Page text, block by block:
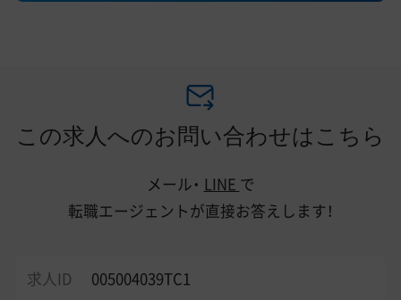
この求人へのお問い合わせはこちら
メール・ LINE で
転職エージェントが直接お答えします！
求人ID 005004039TC1